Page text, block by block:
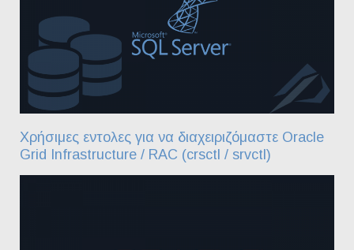
Χρήσιμες εντολες για να διαχειριζόμαστε Oracle
Grid Infrastructure / RAC (crsctl / srvctl)